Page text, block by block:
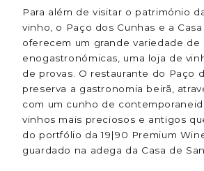
Para além de visitar o património
vinho, o Paço dos Cunhas e a
oferecem um grande variedade de
enogastronómicas, uma loja de
de provas. O restaurante do Paço
preserva a gastronomia beirã,
com um cunho de
vinhos mais preciosos e antigos
do portfólio da 19|90 Premium
guardado na adega da Casa de